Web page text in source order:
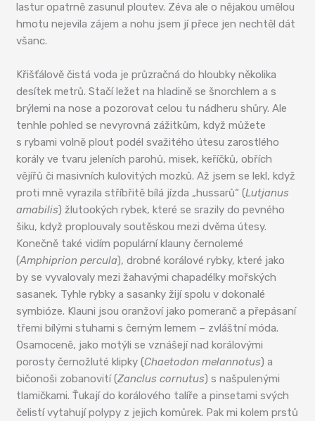
lastur opatrně zasunul ploutev. Zéva ale o nějakou umělou
hmotu nejevila zájem a nohu jsem jí přece jen nechtěl dát
všanc.
Křišťálově čistá voda je průzračná do hloubky několika
desítek metrů. Stačí ležet na hladině se šnorchlem a s
brýlemi na nose a pozorovat celou tu nádheru shůry. Ale
tenhle pohled se nevyrovná zážitkům, když můžete
s rybami volně plout podél svažitého útesu zarostlého
korály ve tvaru jeleních parohů, misek, keříčků, obřích
vějířů či masivních kulovitých mozků. Až jsem se lekl, když
proti mně vyrazila stříbřitě bílá jízda „hussarů“ (Lutjanus
amabilis) žlutookých rybek, které se srazily do pevného
šiku, když proplouvaly soutěskou mezi dvěma útesy.
Konečně také vidím populární klauny černolemé
(Amphiprion percula), drobné korálové rybky, které jako
by se vyvalovaly mezi žahavými chapadélky mořských
sasanek. Tyhle rybky a sasanky žijí spolu v dokonalé
symbióze. Klauni jsou oranžoví jako pomeranč a přepásaní
třemi bílými stuhami s černým lemem – zvláštní móda.
Osamoceně, jako motýli se vznášejí nad korálovými
porosty černožluté klipky (Chaetodon melannotus) a
bičonoši zobanovití (Zanclus cornutus) s našpulenými
tlamičkami. Ťukají do korálového talíře a pinsetami svých
čelistí vytahují polypy z jejich komůrek. Pak mi kolem prstů